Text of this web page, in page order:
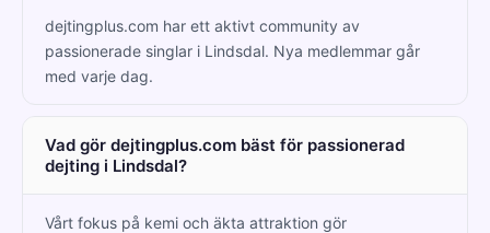
dejtingplus.com har ett aktivt community av
passionerade singlar i Lindsdal. Nya medlemmar går
med varje dag.
Vad gör dejtingplus.com bäst för passionerad
dejting i Lindsdal?
Vårt fokus på kemi och äkta attraktion gör